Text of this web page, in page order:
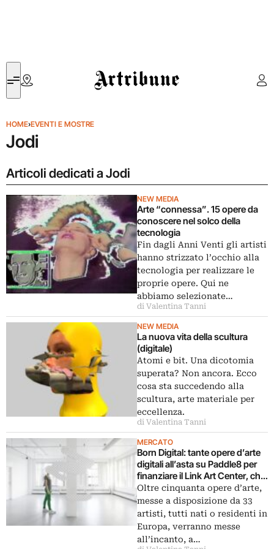
Artribune
HOME›EVENTI E MOSTRE
Jodi
Articoli dedicati a Jodi
NEW MEDIA
Arte “connessa”. 15 opere da
conoscere nel solco della
tecnologia
Fin dagli Anni Venti gli artisti
hanno strizzato l’occhio alla
tecnologia per realizzare le
proprie opere. Qui ne
abbiamo selezionate…
di Valentina Tanni
NEW MEDIA
La nuova vita della scultura
(digitale)
Atomi e bit. Una dicotomia
superata? Non ancora. Ecco
cosa sta succedendo alla
scultura, arte materiale per
eccellenza.
di Valentina Tanni
MERCATO
Born Digital: tante opere d’arte
digitali all’asta su Paddle8 per
finanziare il Link Art Center, che
lancia anche uno spazio
espositivo online
Oltre cinquanta opere d’arte,
messe a disposizione da 33
artisti, tutti nati o residenti in
Europa, verranno messe
all’incanto, a…